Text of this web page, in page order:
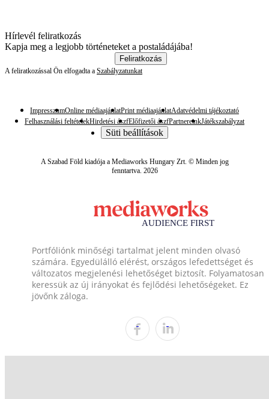
Hírlevél feliratkozás
Kapja meg a legjobb történeteket a postaládájába!
Feliratkozás
A feliratkozással Ön elfogadta a Szabályzatunkat
ImpresszumOnline médiaajánlatPrint médiaajánlatAdatvédelmi tájékoztató
Felhasználási feltételekHirdetési ászfElőfizetői ászfPartnereinkJátékszabályzat
Süti beállítások
A Szabad Föld kiadója a Mediaworks Hungary Zrt. © Minden jog
fenntartva. 2026
Portfóliónk minőségi tartalmat jelent minden olvasó
számára. Egyedülálló elérést, országos lefedettséget és
változatos megjelenési lehetőséget biztosít. Folyamatosan
keressük az új irányokat és fejlődési lehetőségeket. Ez
jövőnk záloga.